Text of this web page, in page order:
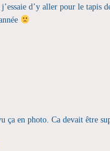
d’y aller pour le tapis
ça en photo. Ca devait être